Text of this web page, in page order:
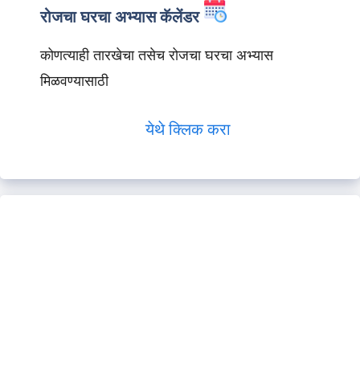
रोजचा घरचा अभ्यास कॅलेंडर
कोणत्याही तारखेचा तसेच रोजचा घरचा अभ्यास
मिळवण्यासाठी
येथे क्लिक करा